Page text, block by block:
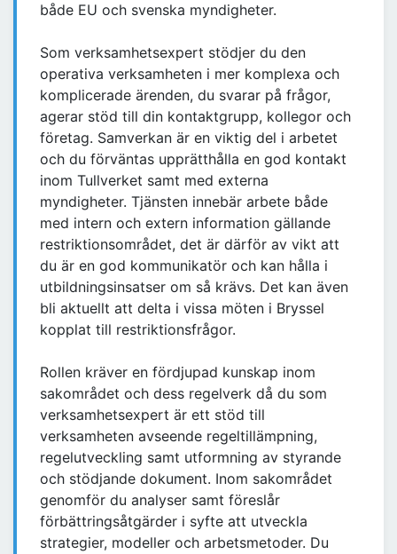
både EU och svenska myndigheter.
Som verksamhetsexpert stödjer du den
operativa verksamheten i mer komplexa och
komplicerade ärenden, du svarar på frågor,
agerar stöd till din kontaktgrupp, kollegor och
företag. Samverkan är en viktig del i arbetet
och du förväntas upprätthålla en god kontakt
inom Tullverket samt med externa
myndigheter. Tjänsten innebär arbete både
med intern och extern information gällande
restriktionsområdet, det är därför av vikt att
du är en god kommunikatör och kan hålla i
utbildningsinsatser om så krävs. Det kan även
bli aktuellt att delta i vissa möten i Bryssel
kopplat till restriktionsfrågor.
Rollen kräver en fördjupad kunskap inom
sakområdet och dess regelverk då du som
verksamhetsexpert är ett stöd till
verksamheten avseende regeltillämpning,
regelutveckling samt utformning av styrande
och stödjande dokument. Inom sakområdet
genomför du analyser samt föreslår
förbättringsåtgärder i syfte att utveckla
strategier, modeller och arbetsmetoder. Du